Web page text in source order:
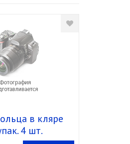
в кляре
4 шт.